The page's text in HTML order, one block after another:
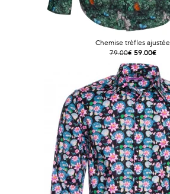
Chemise trèfles ajustée
79.00€ 59.00€